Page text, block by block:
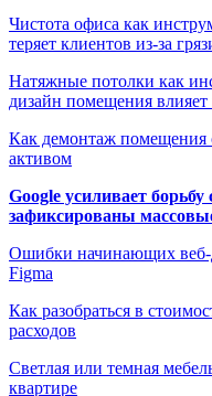
Чистота офиса как
теряет клиентов из-за
Натяжные потолки как
дизайн помещения
Как демонтаж помещения
активом
Google усиливает
зафиксированы
Ошибки начинающих веб-
Figma
Как разобраться в
расходов
Светлая или темная
квартире